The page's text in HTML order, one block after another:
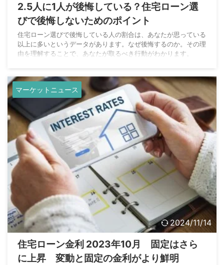
2.5人に1人が後悔している？住宅ローン選
びで後悔しないためのポイント
住宅ローン選びで後悔している人の割合は、あなたが思っている
以上に多いというデータがあります。なぜ後悔するのか。その理
由を理解することで、あなたが取るべき行動がわかります。
マーケットニュース
2024/11/14
住宅ローン金利 2023年10月 固定はさら
に上昇 変動と固定の金利がより鮮明